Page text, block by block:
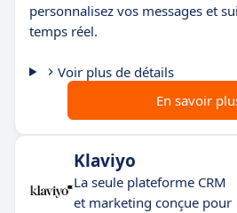
personnalisez vos messages et
temps réel.
Voir plus de détails
En savoir
Klaviyo
La seule plateforme CRM
et marketing conçue pour